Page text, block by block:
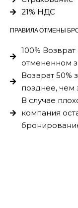
21% НДС
ПРАВИЛА ОТМЕНЫ
100%
отмененном
Возврат 50%
позднее, чем
В случае
компания